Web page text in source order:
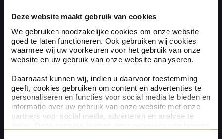
Deze website maakt gebruik van cookies
We gebruiken noodzakelijke cookies om onze website
goed te laten functioneren. Ook gebruiken wij cookies
waarmee wij uw voorkeuren voor het gebruik van onze
website en uw gebruik van onze website analyseren.
Daarnaast kunnen wij, indien u daarvoor toestemming
geeft, cookies gebruiken om content en advertenties te
personaliseren en functies voor social media te bieden en
informatie over uw gebruik van onze website met onze
partners voor social media, adverteren en analyse te
Phonenumber(optioneel)
Bedrijfsnaam(optioneel)